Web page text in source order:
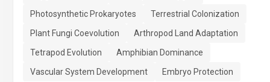
Photosynthetic Prokaryotes
Terrestrial Colonization
Plant Fungi Coevolution
Arthropod Land Adaptation
Tetrapod Evolution
Amphibian Dominance
Vascular System Development
Embryo Protection